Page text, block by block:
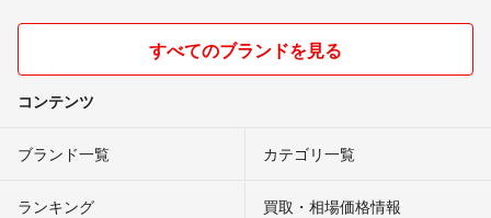
すべてのブランドを見る
コンテンツ
ブランド一覧 カテゴリ一覧
ランキング 買取・相場価格情報